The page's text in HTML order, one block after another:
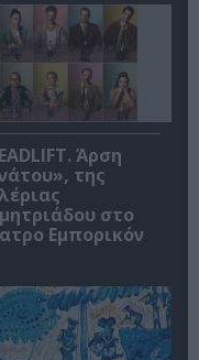
Άρση
της
στο
Εμπορικόν